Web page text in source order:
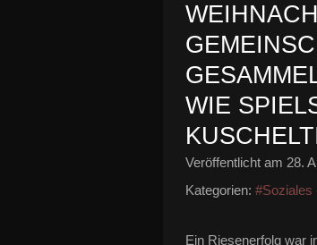
WIE
Veröffentlicht am 28.
Kategorien: #Soziales
Ein Riesenerfolg war